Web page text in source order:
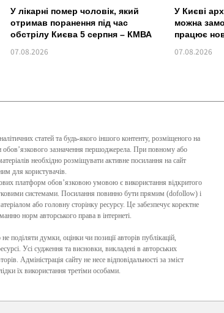
У лікарні помер чоловік, який
отримав поранення під час
обстрілу Києва 5 серпня – КМВА
07.08.2026
У Києві
можна
працює
07.08.2026
статей та будь-якого іншого контенту, розміщеного на
зазначення першоджерела. При повному або
необхідно розміщувати активне посилання на сайт
для користувачів.
платформ обов’язковою умовою є використання відкритого
системами. Посилання повинно бути прямим (dofollow) і
або головну сторінку ресурсу. Це забезпечує коректне
норм авторського права в інтернеті.
поділяти думки, оцінки чи позиції авторів публікацій,
Усі судження та висновки, викладені в авторських
Адміністрація сайту не несе відповідальності за зміст
їх використання третіми особами.